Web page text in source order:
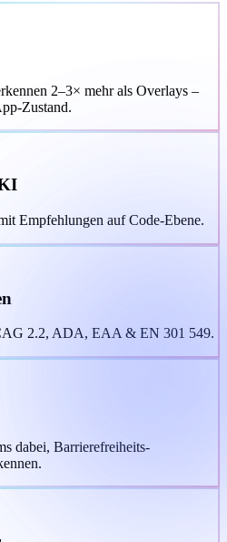
2–3× mehr als Overlays –
Zustand.
Empfehlungen auf Code-Ebene.
2.2, ADA, EAA & EN 301 549.
dabei, Barrierefreiheits-